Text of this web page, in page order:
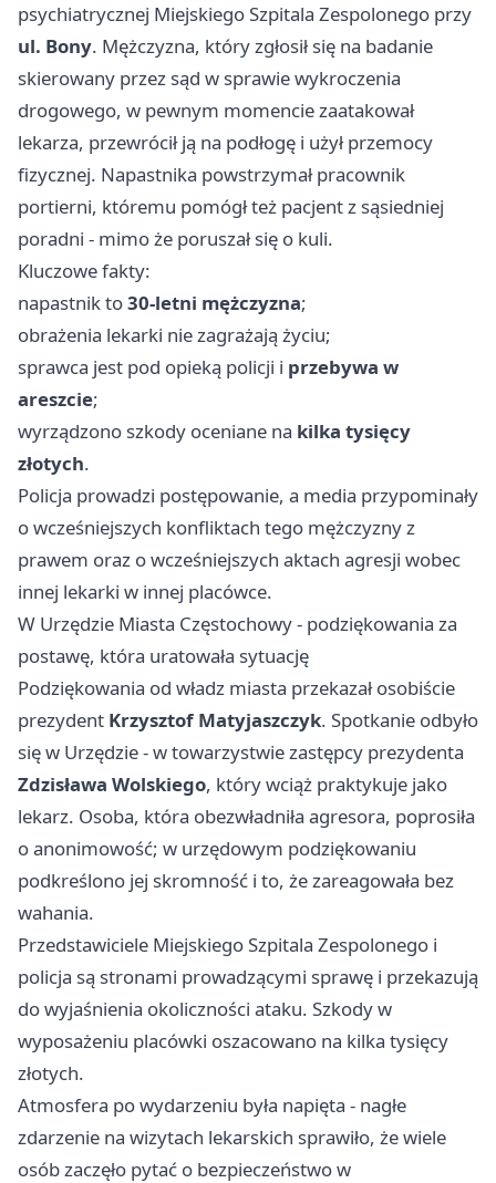
psychiatrycznej Miejskiego Szpitala Zespolonego przy
ul. Bony. Mężczyzna, który zgłosił się na badanie
skierowany przez sąd w sprawie wykroczenia
drogowego, w pewnym momencie zaatakował
lekarza, przewrócił ją na podłogę i użył przemocy
fizycznej. Napastnika powstrzymał pracownik
portierni, któremu pomógł też pacjent z sąsiedniej
poradni - mimo że poruszał się o kuli.
Kluczowe fakty:
napastnik to30-letni mężczyzna;
obrażenia lekarki nie zagrażają życiu;
sprawca jest pod opieką policji i przebywa w
areszcie;
wyrządzono szkody oceniane na kilka tysięcy
złotych.
Policja prowadzi postępowanie, a media przypominały
o wcześniejszych konfliktach tego mężczyzny z
prawem oraz o wcześniejszych aktach agresji wobec
innej lekarki w innej placówce.
W Urzędzie Miasta Częstochowy - podziękowania za
postawę, która uratowała sytuację
Podziękowania od władz miasta przekazał osobiście
prezydent Krzysztof Matyjaszczyk. Spotkanie odbyło
się w Urzędzie - w towarzystwie zastępcy prezydenta
Zdzisława Wolskiego, który wciąż praktykuje jako
lekarz. Osoba, która obezwładniła agresora, poprosiła
o anonimowość; w urzędowym podziękowaniu
podkreślono jej skromność i to, że zareagowała bez
wahania.
Przedstawiciele Miejskiego Szpitala Zespolonego i
policja są stronami prowadzącymi sprawę i przekazują
do wyjaśnienia okoliczności ataku. Szkody w
wyposażeniu placówki oszacowano na kilka tysięcy
złotych.
Atmosfera po wydarzeniu była napięta - nagłe
zdarzenie na wizytach lekarskich sprawiło, że wiele
osób zaczęło pytać o bezpieczeństwo w